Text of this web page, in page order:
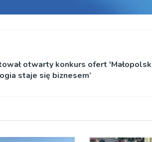
otwarty konkurs ofert
staje się biznesem’